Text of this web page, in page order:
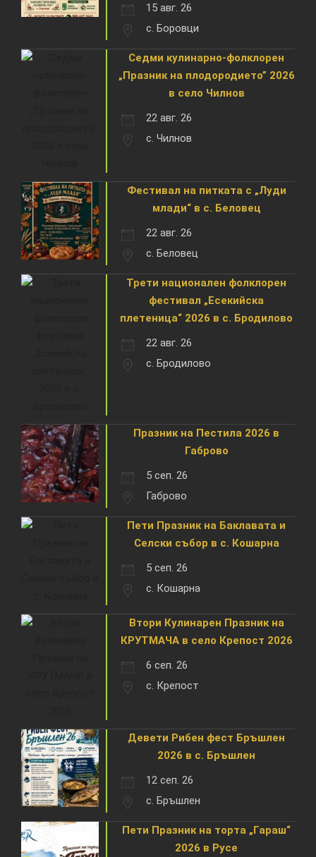
15 авг. 26
с. Боровци
Седми кулинарно-фолклорен
„Празник на плодородието” 2026
в село Чилнов
22 авг. 26
с. Чилнов
Фестивал на питката с „Луди
млади“ в с. Беловец
22 авг. 26
с. Беловец
Трети национален фолклорен
фестивал „Есекийска
плетеница“ 2026 в с. Бродилово
22 авг. 26
с. Бродилово
Празник на Пестила 2026 в
Габрово
5 сеп. 26
Габрово
Пети Празник на Баклавата и
Селски събор в с. Кошарна
5 сеп. 26
с. Кошарна
Втори Кулинарен Празник на
КРУТМАЧА в село Крепост 2026
6 сеп. 26
с. Крепост
Девети Рибен фест Бръшлен
2026 в с. Бръшлен
12 сеп. 26
с. Бръшлен
Пети Празник на торта „Гараш“
2026 в Русе